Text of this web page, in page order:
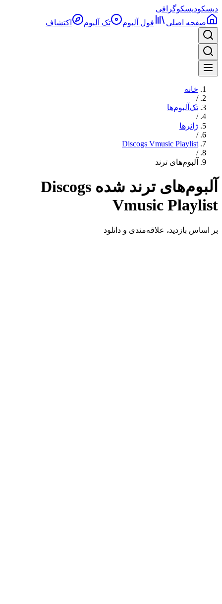
دیسکودیسکوگرافی
صفحه اصلی
فول آلبوم‌ تک آلبوم اکتشاف
خانه
/
تک‌آلبوم‌ها
/
ژانرها
/
Discogs Vmusic Playlist
/
آلبوم‌های ترند
آلبوم‌های ترند شده Discogs
Vmusic Playlist
بر اساس بازدید، علاقه‌مندی و دانلود